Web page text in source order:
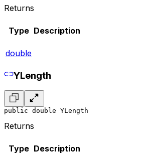
Returns
Type Description
double
YLength
public double YLength
Returns
Type Description